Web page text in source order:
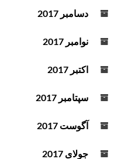
دسامبر 2017
نوامبر 2017
اکتبر 2017
سپتامبر 2017
آگوست 2017
جولای 2017